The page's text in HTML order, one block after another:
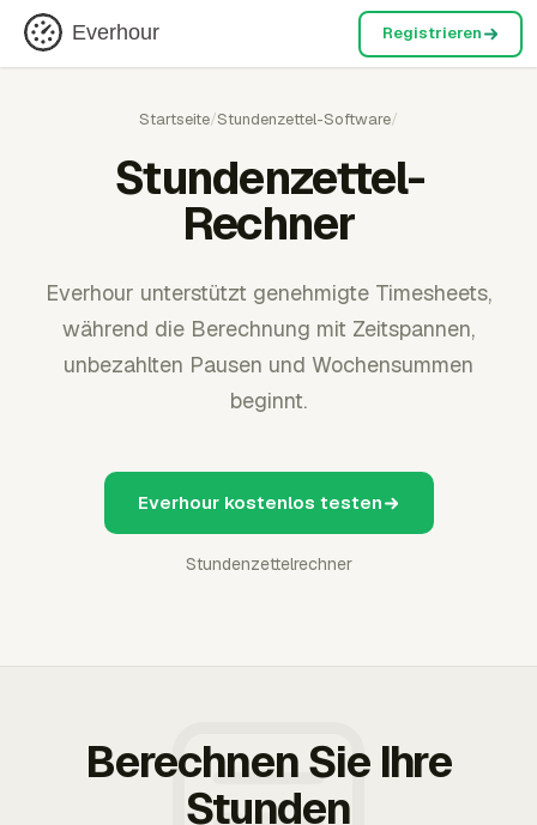
Everhour Registrieren
Startseite/Stundenzettel-Software/
Stundenzettel-
Rechner
Everhour unterstützt genehmigte Timesheets,
während die Berechnung mit Zeitspannen,
unbezahlten Pausen und Wochensummen
beginnt.
Everhour kostenlos testen
Stundenzettelrechner
Berechnen Sie Ihre
Stunden